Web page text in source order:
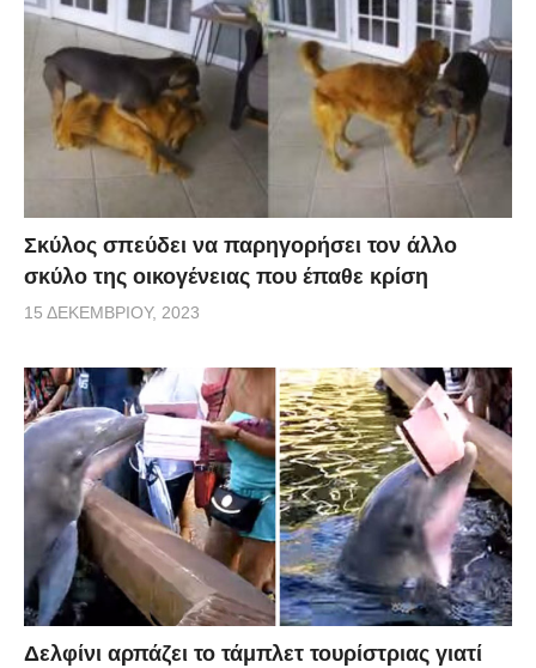
Σκύλος σπεύδει να παρηγορήσει τον άλλο
σκύλο της οικογένειας που έπαθε κρίση
15 ΔΕΚΕΜΒΡΊΟΥ, 2023
Δελφίνι αρπάζει το τάμπλετ τουρίστριας γιατί